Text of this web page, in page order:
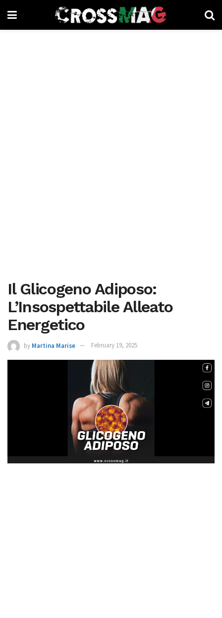
Il Glicogeno Adiposo:
L’Insospettabile Alleato
Energetico
by Martina Marise February 19, 2025